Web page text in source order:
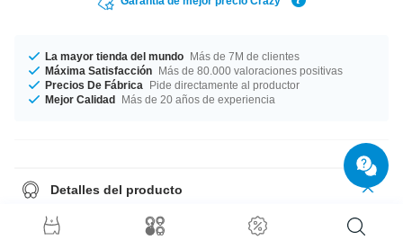
La mayor tienda del mundo Más de 7M de clientes
Máxima Satisfacción Más de 80.000 valoraciones positivas
Precios De Fábrica
Pide directamente al productor
Mejor Calidad Más de 20 años de experiencia
Detalles del producto
Lo mejor del bioflex es su elasticidad. El material se adapta al agujero del
piercing. En esta barra para barbell podéis enroscar todas las bolas de